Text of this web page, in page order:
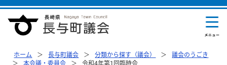
ホーム 長与町議会 分類から探す（議会）
議会のうごき
本会議・委員会
令和4年第1回臨時会